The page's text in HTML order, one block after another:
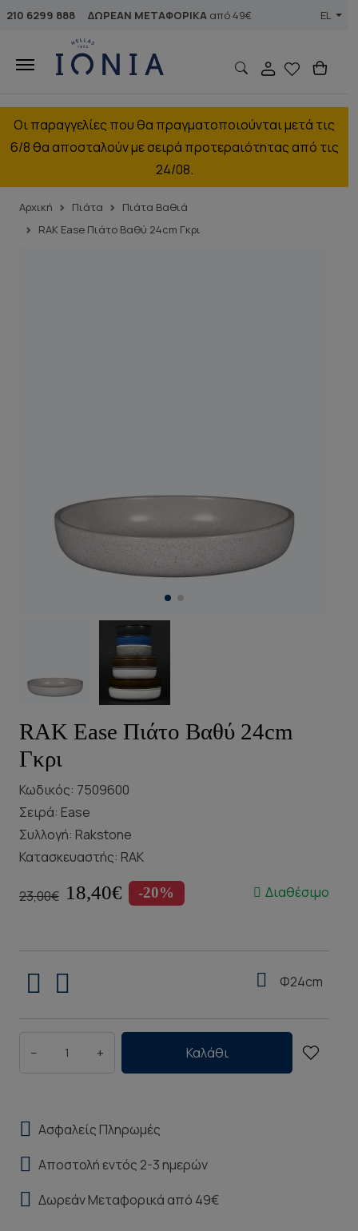
210 6299 888 ΔΩΡΕΑΝ ΜΕΤΑΦΟΡΙΚΑ από 49€ EL
Οι παραγγελίες που θα πραγματοποιούνται μετά τις
6/8 θα αποσταλούν με σειρά προτεραιότητας από τις
24/08.
Αρχική Πιάτα
Πιάτα Βαθιά
RAK Ease Πιάτο Βαθύ 24cm Γκρι
RAK Ease Πιάτο Βαθύ 24cm
Γκρι
Κωδικός: 7509600
Σειρά: Ease
Συλλογή: Rakstone
Κατασκευαστής: RAK
23,00€ 18,40€ -20% Διαθέσιμο
Φ24cm
− + Καλάθι
Ασφαλείς Πληρωμές
Αποστολή εντός 2-3 ημερών
Δωρεάν Μεταφορικά από 49€